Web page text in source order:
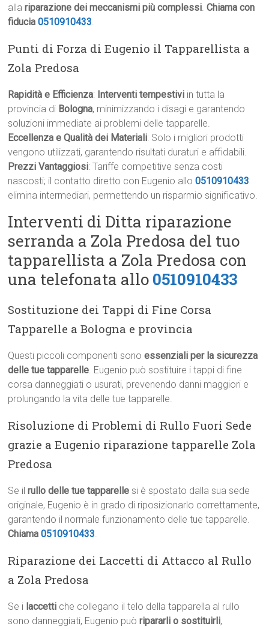
allariparazione dei meccanismi più complessi.Chiama con
fiducia0510910433.
Punti di Forza di Eugenio il Tapparellista a
Zola Predosa
Rapidità e Efficienza: Interventi tempestivi in tutta la
provincia di Bologna, minimizzando i disagi e garantendo
soluzioni immediate ai problemi delle tapparelle.
Eccellenza e Qualità dei Materiali: Solo i migliori prodotti
vengono utilizzati, garantendo risultati duraturi e affidabili.
Prezzi Vantaggiosi: Tariffe competitive senza costi
nascosti; il contatto diretto con Eugenio allo0510910433
elimina intermediari, permettendo un risparmio significativo.
Interventi di Ditta riparazione
serranda a Zola Predosa del tuo
tapparellista a Zola Predosa con
una telefonata allo 0510910433
Sostituzione dei Tappi di Fine Corsa
Tapparelle a Bologna e provincia
Questi piccoli componenti sonoessenziali per la sicurezza
delle tue tapparelle. Eugenio può sostituire i tappi di fine
corsa danneggiati o usurati, prevenendo danni maggiori e
prolungando la vita delle tue tapparelle.
Risoluzione di Problemi di Rullo Fuori Sede
grazie a Eugenio riparazione tapparelle Zola
Predosa
Se ilrullo delle tue tapparelle si è spostato dalla sua sede
originale, Eugenio è in grado di riposizionarlo correttamente,
garantendo il normale funzionamento delle tue tapparelle.
Chiama0510910433.
Riparazione dei Laccetti di Attacco al Rullo
a Zola Predosa
Se i laccetti che collegano il telo della tapparella al rullo
sono danneggiati, Eugenio puòripararli o sostituirli,